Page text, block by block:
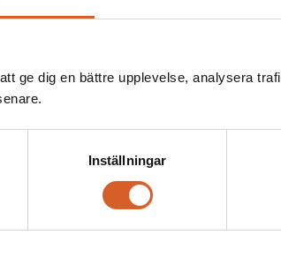
ge dig en bättre upplevelse, analysera
Inställningar